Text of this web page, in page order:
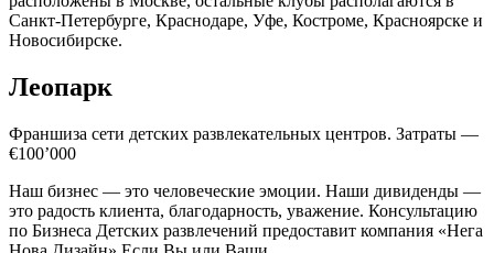
Санкт-Петербурге, Краснодаре, Уфе, Костроме, Красноярске и
Новосибирске.
Леопарк
Франшиза сети детских развлекательных центров. Затраты —
€100’000
Наш бизнес — это человеческие эмоции. Наши дивиденды —
это радость клиента, благодарность, уважение. Консультацию
по Бизнеса Детских развлечений предоставит компания «Нега